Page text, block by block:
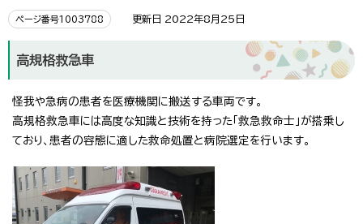
ページ番号1003788 更新日 2022年8月25日
高規格救急車
怪我や急病の患者を医療機関に搬送する車両です。
高規格救急車には高度な知識と技術を持った「救急救命士」が搭乗し
ており、患者の容態に適した救命処置と病院選定を行います。